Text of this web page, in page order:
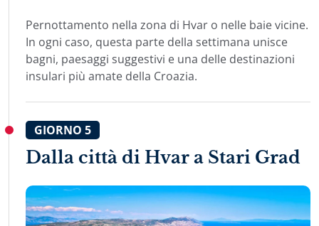
Pernottamento nella zona di Hvar o nelle baie vicine.
In ogni caso, questa parte della settimana unisce
bagni, paesaggi suggestivi e una delle destinazioni
insulari più amate della Croazia.
GIORNO 5
Dalla città di Hvar a Stari Grad